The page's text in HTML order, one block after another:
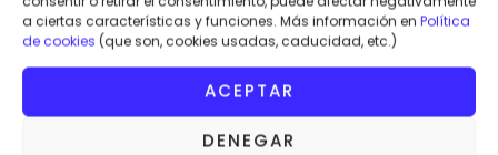
a ciertas características y funciones. Más información en Política
de cookies (que son, cookies usadas, caducidad, etc.)
ACEPTAR
DENEGAR
Categorias
Moda y Complementos
(94)